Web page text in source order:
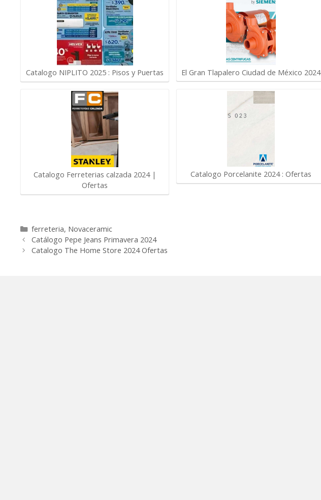
Catalogo NIPLITO 2025 : Pisos y Puertas
Catalogo Ferreterias calzada 2024 |
Ofertas
El Gran Tlapalero Ciudad de México 2024
Catalogo Porcelanite 2024 : Ofertas
Categorías
ferreteria, Novaceramic
Catálogo Pepe Jeans Primavera 2024
Catalogo The Home Store 2024 Ofertas